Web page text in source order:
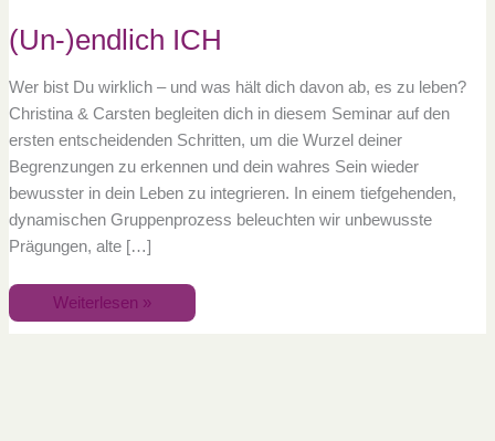
(Un-)endlich ICH
Wer bist Du wirklich – und was hält dich davon ab, es zu leben?
Christina & Carsten begleiten dich in diesem Seminar auf den
ersten entscheidenden Schritten, um die Wurzel deiner
Begrenzungen zu erkennen und dein wahres Sein wieder
bewusster in dein Leben zu integrieren. In einem tiefgehenden,
dynamischen Gruppenprozess beleuchten wir unbewusste
Prägungen, alte […]
Weiterlesen »